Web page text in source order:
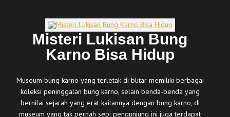
Misteri Lukisan Bung
Karno Bisa Hidup
Museum bung karno yang terletak di blitar memiliki berbagai
koleksi peninggalan bung karno, selain benda-benda yang
bernilai sejarah yang erat kaitannya dengan bung karno, di
museum yang tak pernah sepi pengunjung ini juga terdapat